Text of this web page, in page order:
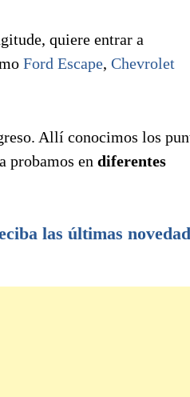
quiere entrar a
Ford Escape, Chevrolet
Allí conocimos los
probamos en diferentes
las últimas